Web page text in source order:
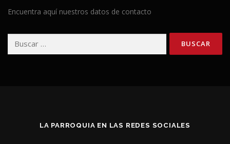
Encuentra aquí nuestros datos de contacto
LA PARROQUIA EN LAS REDES SOCIALES